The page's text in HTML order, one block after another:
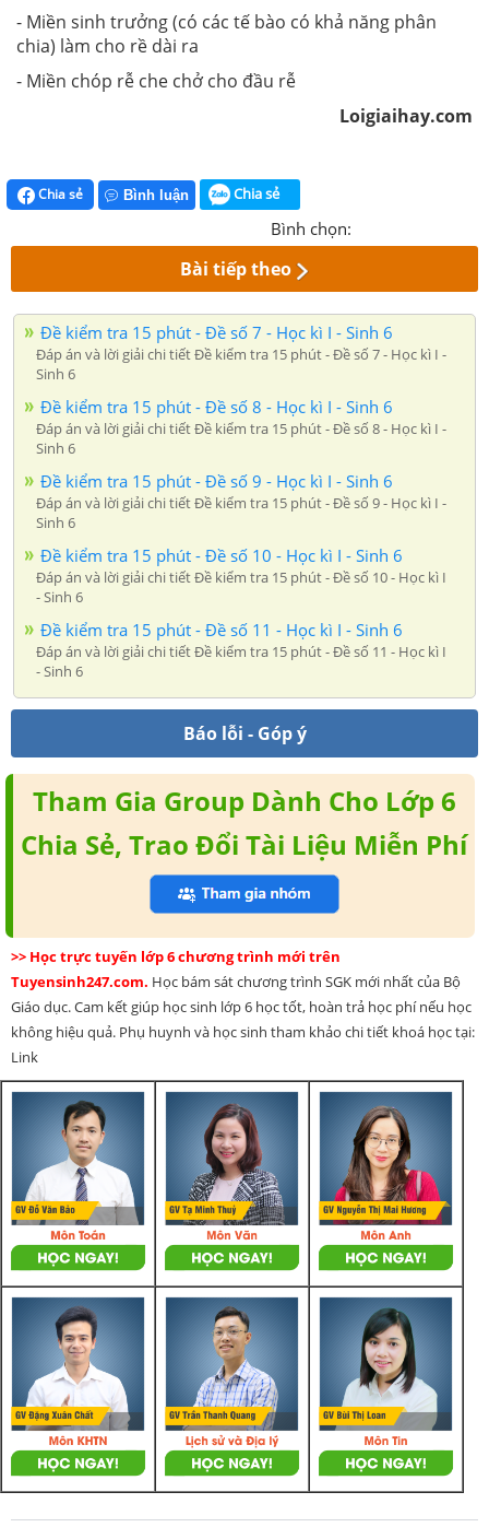
- Miền sinh trưởng (có các tế bào có khả năng phân
chia) làm cho rề dài ra
- Miền chóp rễ che chở cho đầu rễ
Loigiaihay.com
Chia sẻ Bình luận Chia sẻ
Bình chọn:
Bài tiếp theo
Đề kiểm tra 15 phút - Đề số 7 - Học kì I - Sinh 6
Đáp án và lời giải chi tiết Đề kiểm tra 15 phút - Đề số 7 - Học kì I -
Sinh 6
Đề kiểm tra 15 phút - Đề số 8 - Học kì I - Sinh 6
Đáp án và lời giải chi tiết Đề kiểm tra 15 phút - Đề số 8 - Học kì I -
Sinh 6
Đề kiểm tra 15 phút - Đề số 9 - Học kì I - Sinh 6
Đáp án và lời giải chi tiết Đề kiểm tra 15 phút - Đề số 9 - Học kì I -
Sinh 6
Đề kiểm tra 15 phút - Đề số 10 - Học kì I - Sinh 6
Đáp án và lời giải chi tiết Đề kiểm tra 15 phút - Đề số 10 - Học kì I
- Sinh 6
Đề kiểm tra 15 phút - Đề số 11 - Học kì I - Sinh 6
Đáp án và lời giải chi tiết Đề kiểm tra 15 phút - Đề số 11 - Học kì I
- Sinh 6
Báo lỗi - Góp ý
Tham Gia Group Dành Cho Lớp 6
Chia Sẻ, Trao Đổi Tài Liệu Miễn Phí
>> Học trực tuyến lớp 6 chương trình mới trên
Tuyensinh247.com. Học bám sát chương trình SGK mới nhất của Bộ
Giáo dục. Cam kết giúp học sinh lớp 6 học tốt, hoàn trả học phí nếu học
không hiệu quả. Phụ huynh và học sinh tham khảo chi tiết khoá học tại:
Link